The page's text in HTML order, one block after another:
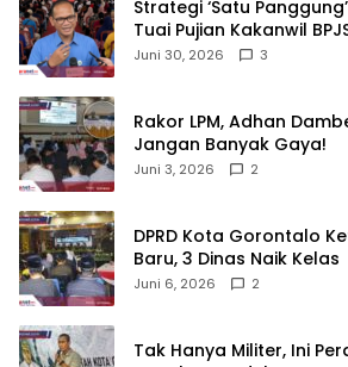
Strategi ‘Satu
Tuai Pujian Kakanwil
Sulama‎‎
Juni 30, 2026 3
‎Rakor LPM, Adhan
Jangan Banyak Gaya!‎
Juni 3, 2026 2
‎DPRD Kota Gorontalo
Baru, 3 Dinas Naik Kelas
Juni 6, 2026 2
‎Tak Hanya Militer, Ini